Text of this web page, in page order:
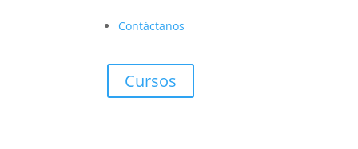
Contáctanos
Cursos